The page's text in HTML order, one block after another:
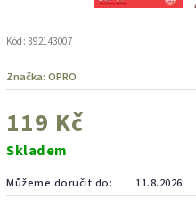
Kód: 892143007
Značka: OPRO
119 Kč
Skladem
Můžeme doručit do: 11.8.2026